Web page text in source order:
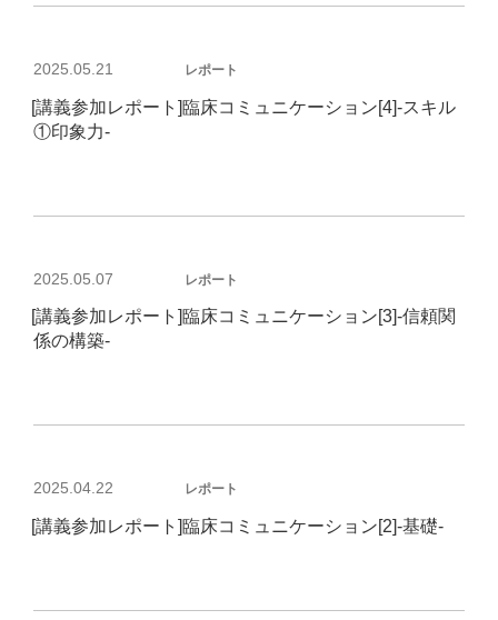
投
日:
2025.05.21 レポート
[講義参加レポート]臨床コミュニケーション[4]-スキル
①印象力-
投
日:
2025.05.07 レポート
[講義参加レポート]臨床コミュニケーション[3]-信頼関
係の構築-
投
日:
2025.04.22 レポート
[講義参加レポート]臨床コミュニケーション[2]-基礎-